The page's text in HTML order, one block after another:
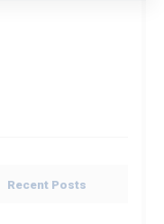
Recent Posts
ら